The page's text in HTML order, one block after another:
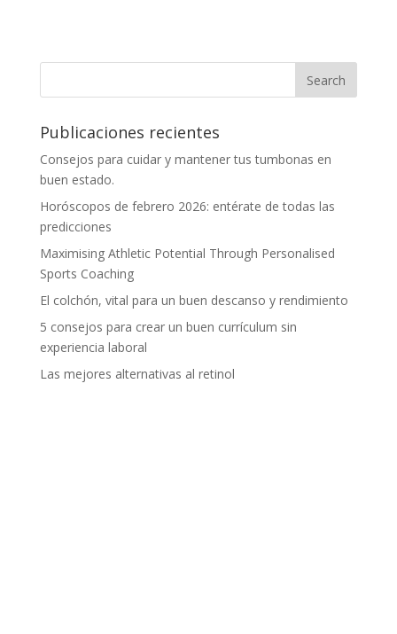
Publicaciones recientes
Consejos para cuidar y mantener tus tumbonas en
buen estado.
Horóscopos de febrero 2026: entérate de todas las
predicciones
Maximising Athletic Potential Through Personalised
Sports Coaching
El colchón, vital para un buen descanso y rendimiento
5 consejos para crear un buen currículum sin
experiencia laboral
Las mejores alternativas al retinol